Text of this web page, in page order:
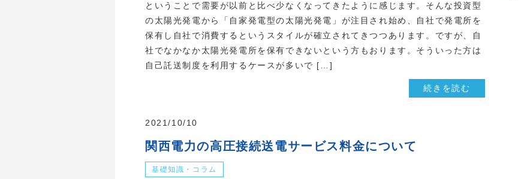
ということで需要が以前と比べ少なくなってきたように感じます。そんな投資型
の太陽光発電から「自家発電型の太陽光発電」が注目され始め、自社で発電所を
保有し自社で消費するというスタイルが確立されてきつつあります。ですが、自
社でなかなか太陽光発電所を保有できないという方もおります。そういった方は
自己託送制度を利用するケースが多いで […]
続きを読む
2021/10/10
関西電力の高圧接続送電サービス料金について
基礎知識・コラム